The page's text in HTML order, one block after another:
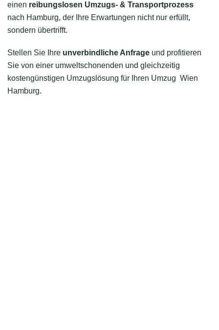
einen reibungslosen Umzugs- & Transportprozess
nach Hamburg, der Ihre Erwartungen nicht nur erfüllt,
sondern übertrifft.
Stellen Sie Ihre unverbindliche Anfrage und profitieren
Sie von einer umweltschonenden und gleichzeitig
kostengünstigen Umzugslösung für Ihren Umzug Wien
Hamburg.